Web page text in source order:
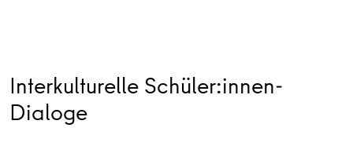
Interkulturelle Schüler:innen-
Dialoge